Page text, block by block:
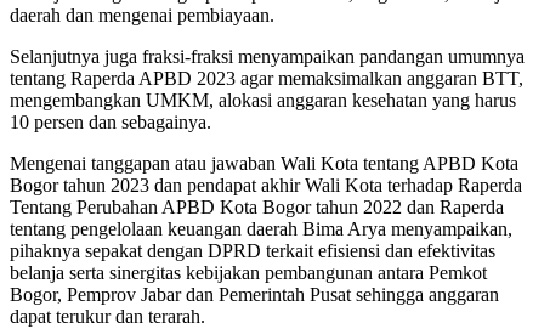
daerah dan mengenai pembiayaan.
Selanjutnya juga fraksi-fraksi menyampaikan pandangan umumnya
tentang Raperda APBD 2023 agar memaksimalkan anggaran BTT,
mengembangkan UMKM, alokasi anggaran kesehatan yang harus
10 persen dan sebagainya.
Mengenai tanggapan atau jawaban Wali Kota tentang APBD Kota
Bogor tahun 2023 dan pendapat akhir Wali Kota terhadap Raperda
Tentang Perubahan APBD Kota Bogor tahun 2022 dan Raperda
tentang pengelolaan keuangan daerah Bima Arya menyampaikan,
pihaknya sepakat dengan DPRD terkait efisiensi dan efektivitas
belanja serta sinergitas kebijakan pembangunan antara Pemkot
Bogor, Pemprov Jabar dan Pemerintah Pusat sehingga anggaran
dapat terukur dan terarah.